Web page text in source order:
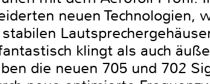
neuen Technologien,
klingt als auch
die neuen 705 und 702